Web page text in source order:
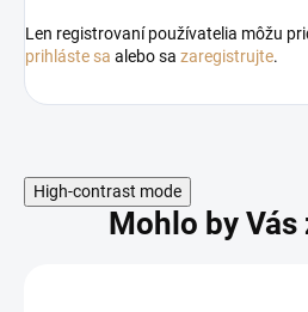
Len registrovaní používatelia môžu
prihláste sa alebo sa zaregistrujte.
High-contrast mode
Mohlo by